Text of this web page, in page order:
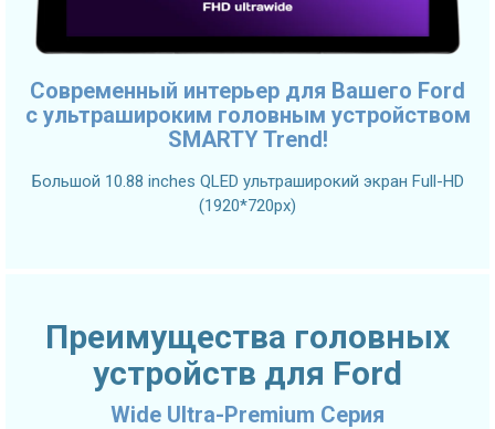
Современный интерьер для Вашего Ford
с ультрашироким головным устройством
SMARTY Trend!
Большой 10.88 inches QLED ультраширокий экран Full-HD
(1920*720px)
Преимущества головных
устройств для Ford
Wide Ultra-Premium Серия